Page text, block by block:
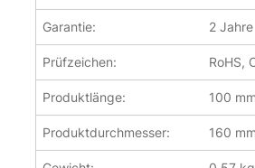
Garantie: 2 Jahre
Prüfzeichen: RoHS,
Produktlänge: 100 mm
Produktdurchmesser: 160 mm